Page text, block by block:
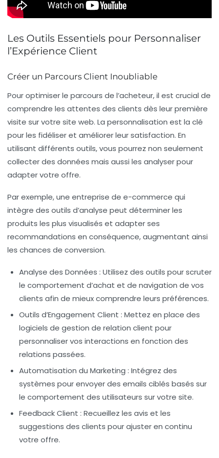
Les Outils Essentiels pour Personnaliser
l’Expérience Client
Créer un Parcours Client Inoubliable
Pouroptimiser le parcours de l’acheteur, il est crucial de
comprendre les attentes des clients dès leur première
visite sur votre site web. La personnalisation est la clé
pour les fidéliser et améliorer leur satisfaction. En
utilisant différents outils, vous pourrez non seulement
collecter des données mais aussi les analyser pour
adapter votre offre.
Par exemple, une entreprise de e-commerce qui
intègre des outils d’analyse peut déterminer les
produits les plus visualisés et adapter ses
recommandations en conséquence, augmentant ainsi
les chances de conversion.
Analyse des Données : Utilisez des outils pour scruter
le comportement d’achat et de navigation de vos
clients afin de mieux comprendre leurs préférences.
Outils d’Engagement Client : Mettez en place des
logiciels de gestion de relation client pour
personnaliser vos interactions en fonction des
relations passées.
Automatisation du Marketing : Intégrez des
systèmes pour envoyer des emails ciblés basés sur
le comportement des utilisateurs sur votre site.
Feedback Client : Recueillez les avis et les
suggestions des clients pour ajuster en continu
votre offre.